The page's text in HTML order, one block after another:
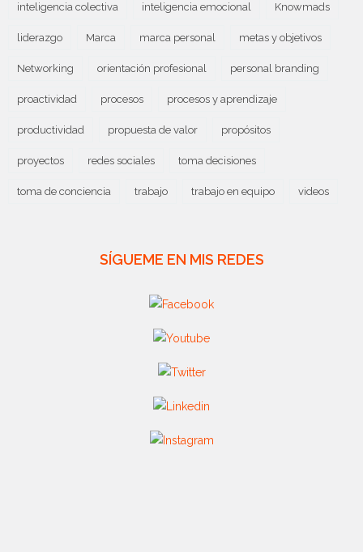
inteligencia colectiva inteligencia emocional Knowmads
liderazgo Marca marca personal metas y objetivos
Networking orientación profesional personal branding
proactividad procesos procesos y aprendizaje
productividad propuesta de valor propósitos
proyectos redes sociales toma decisiones
toma de conciencia trabajo trabajo en equipo videos
SÍGUEME EN MIS REDES